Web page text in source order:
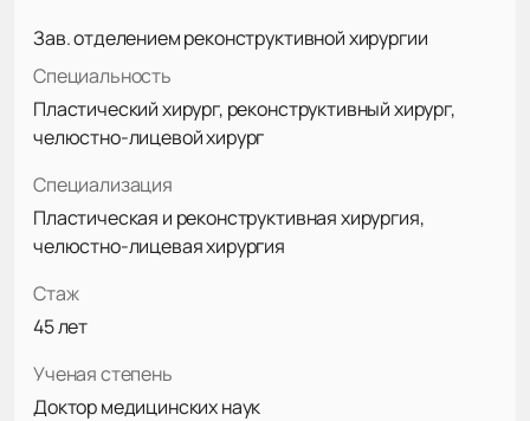
Зав. отделением реконструктивной хирургии
Специальность
Пластический хирург, реконструктивный хирург,
челюстно-лицевой хирург
Специализация
Пластическая и реконструктивная хирургия,
челюстно-лицевая хирургия
Стаж
45 лет
Ученая степень
Доктор медицинских наук